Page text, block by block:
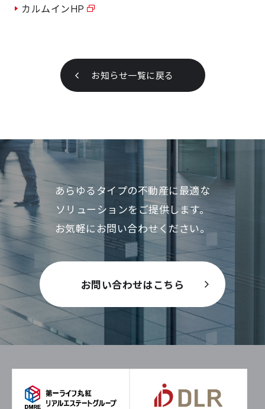
カルムインHP
お知らせ一覧に戻る
あらゆるタイプの不動産に最適な
ソリューションをご提供します。
お気軽にお問い合わせください。
お問い合わせはこちら